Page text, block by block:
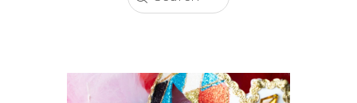
Enogastronomia
Musei, Palazzi E Ville